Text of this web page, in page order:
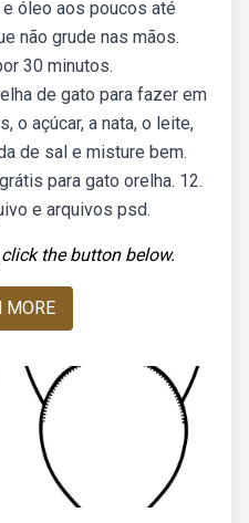
óleo aos poucos até
não grude nas mãos.
30 minutos.
de gato para fazer em
o açúcar, a nata, o leite,
de sal e misture bem.
para gato orelha. 12.
e arquivos psd.
the button below.
MORE